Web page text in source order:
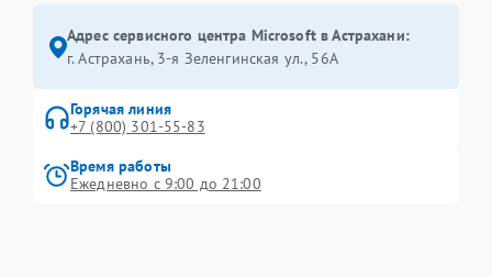
Адрес сервисного центра Microsoft в Астрахани:
г. Астрахань, 3-я Зеленгинская ул., 56А
Горячая линия
+7 (800) 301-55-83
Время работы
Ежедневно с 9:00 до 21:00